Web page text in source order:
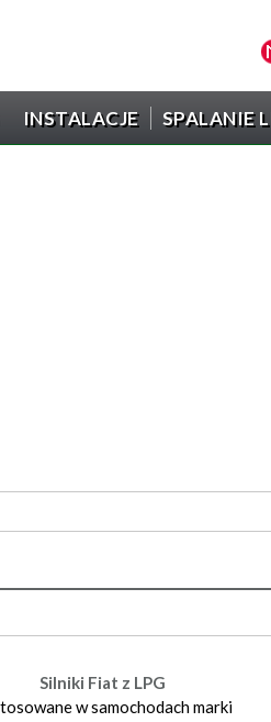
INSTALACJE SPALANIE
Silniki Fiat z LPG
w samochodach marki